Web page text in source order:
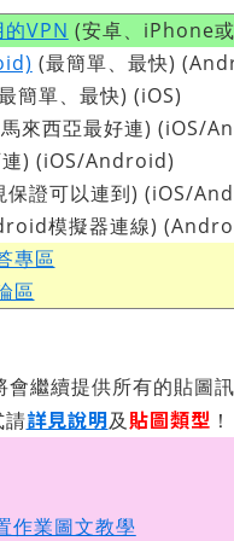
VPN (安卓、iPhone
(最簡單、最快)
簡單、最快) (iOS)
來西亞最好連) (iOS/
連) (iOS/Android)
保證可以連到) (iOS/
模擬器連線)
專區
區
繼續提供所有的貼圖
請詳見說明及 貼圖類型 ！
作業圖文教學